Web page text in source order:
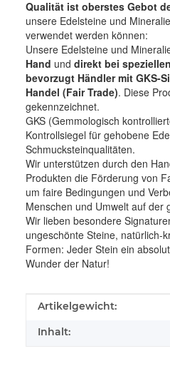
Qualität ist oberstes Gebot
unsere Edelsteine und
verwendet werden können:
Unsere Edelsteine und
Hand und direkt bei
bevorzugt Händler mit GKS-
Handel (Fair Trade). Diese
gekennzeichnet.
GKS (Gemmologisch
Kontrollsiegel für gehobene
Schmucksteinqualitäten.
Wir unterstützen durch den
Produkten die Förderung von
um faire Bedingungen und
Menschen und Umwelt auf der
Wir lieben besondere
ungeschönte Steine, natürlich-
Formen: Jeder Stein ein
Wunder der Natur!
Produkteigenschaft
Wert
Artikelgewicht:
Inhalt: